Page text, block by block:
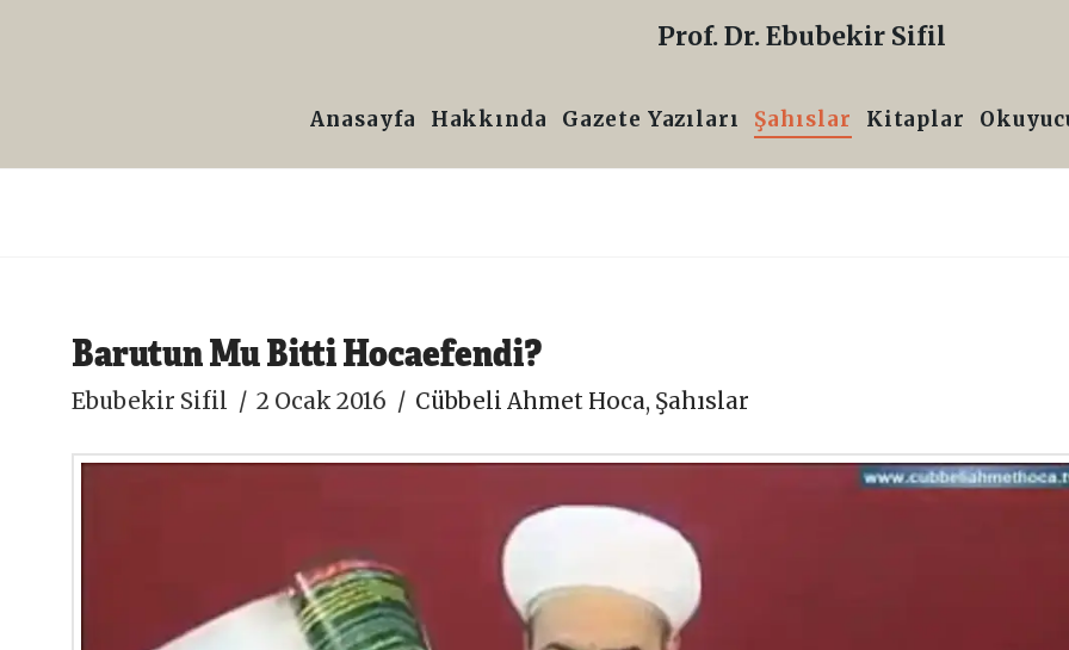
Sifil
Prof. Dr. Ebubekir Sifil
Anasayfa Hakkında Gazete Yazıları Şahıslar Kitaplar
Barutun Mu Bitti Hocaefendi?
Ebubekir Sifil 2 Ocak 2016 Cübbeli Ahmet Hoca, Şahıslar